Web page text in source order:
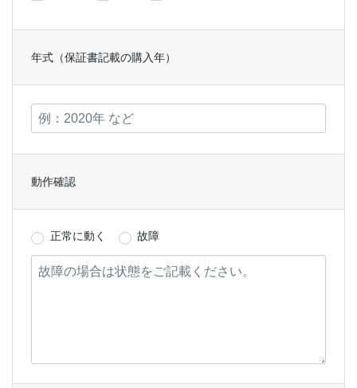
年式（保証書記載の購入年）
動作確認
正常に動く 故障